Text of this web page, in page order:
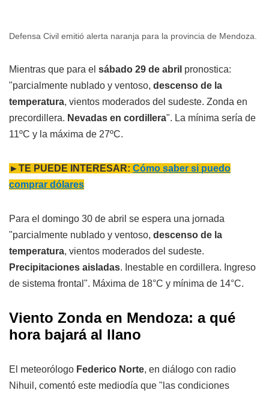
Defensa Civil emitió alerta naranja para la provincia de Mendoza.
Mientras que para el sábado 29 de abril pronostica:
"parcialmente nublado y ventoso, descenso de la
temperatura, vientos moderados del sudeste. Zonda en
precordillera. Nevadas en cordillera". La mínima sería de
11ºC y la máxima de 27ºC.
►TE PUEDE INTERESAR: Cómo saber si puedo
comprar dólares
Para el domingo 30 de abril se espera una jornada
"parcialmente nublado y ventoso, descenso de la
temperatura, vientos moderados del sudeste.
Precipitaciones aisladas. Inestable en cordillera. Ingreso
de sistema frontal". Máxima de 18°C y mínima de 14°C.
Viento Zonda en Mendoza: a qué
hora bajará al llano
El meteorólogo Federico Norte, en diálogo con radio
Nihuil, comentó este mediodía que "las condiciones